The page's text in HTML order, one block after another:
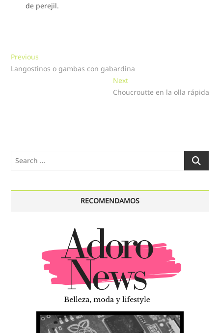
de perejil.
Navegación
de
Previous
post:
Langostinos o gambas con gabardina
NextNext
post:
Choucroutte en la olla rápida
Search
RECOMENDAMOS